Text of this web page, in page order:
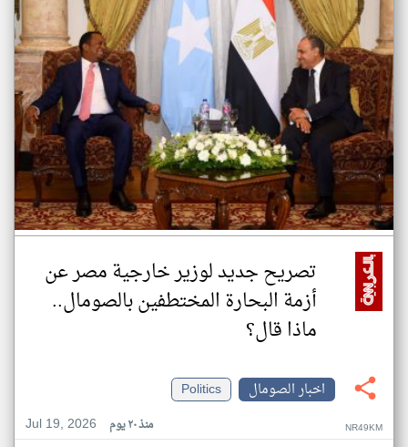
تصريح جديد لوزير خارجية مصر عن
أزمة البحارة المختطفين بالصومال..
ماذا قال؟
اخبار الصومال
Politics
Jul 19, 2026
منذ ٢٠ يوم NR49KM